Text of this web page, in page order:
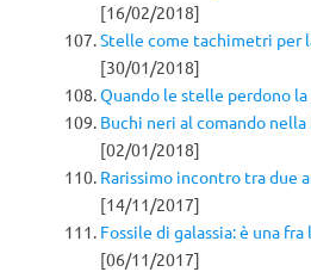
[16/02/2018]
Stelle come tachimetri per
[30/01/2018]
Quando le stelle perdono la
Buchi neri al comando
[02/01/2018]
Rarissimo incontro tra due
[14/11/2017]
Fossile di galassia: è una
[06/11/2017]